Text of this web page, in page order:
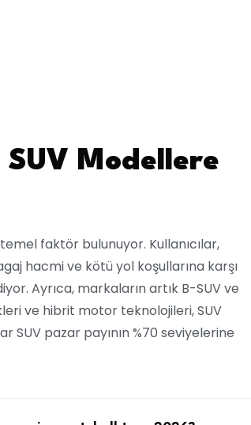
SUV Modellere
faktör bulunuyor. Kullanıcılar,
hacmi ve kötü yol koşullarına karşı
Ayrıca, markaların artık B-SUV ve
ve hibrit motor teknolojileri, SUV
SUV pazar payının %70 seviyelerine